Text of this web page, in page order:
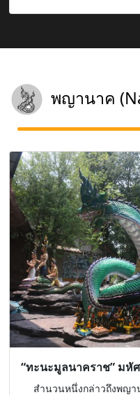
พญานาค
“ทะนะมูลนาคราช” มหั